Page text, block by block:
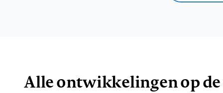
Alle ontwikkelingen op de